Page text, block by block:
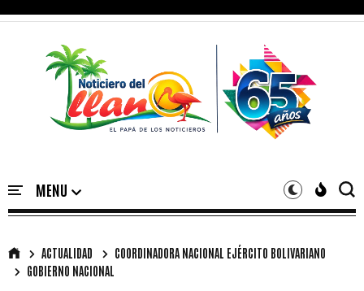
ACTUALIDAD
COORDINADORA NACIONAL EJÉRCITO BOLIVARIANO
GOBIERNO NACIONAL